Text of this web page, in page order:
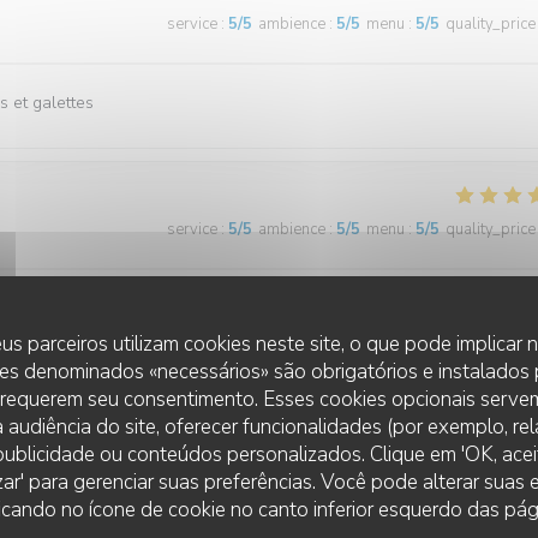
parceiros utilizam cookies neste site, o que pode implicar
denominados «necessários» são obrigatórios e
seu consentimento. Esses cookies opcionais
audiência do site, oferecer funcionalidades (por exemplo,
ou conteúdos personalizados. Clique em 'OK,
para gerenciar suas preferências. Você pode alterar suas
no ícone de cookie no canto inferior esquerdo das
service : 5/5 ambience : 5/5 menu : 5/5 quality_price
et galettes
service : 5/5 ambience : 5/5 menu : 5/5 quality_price
fois.
service:5 /5 ambience:5/5 menu: 5 /5 quality_price